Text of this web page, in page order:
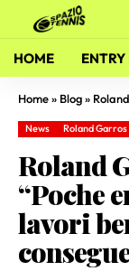
HOME ENTRY
Home» Blog» Roland
News Roland Garros
Roland
“Poche
lavori